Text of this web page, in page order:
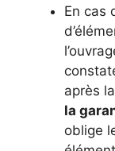
En cas
après
la
oblige